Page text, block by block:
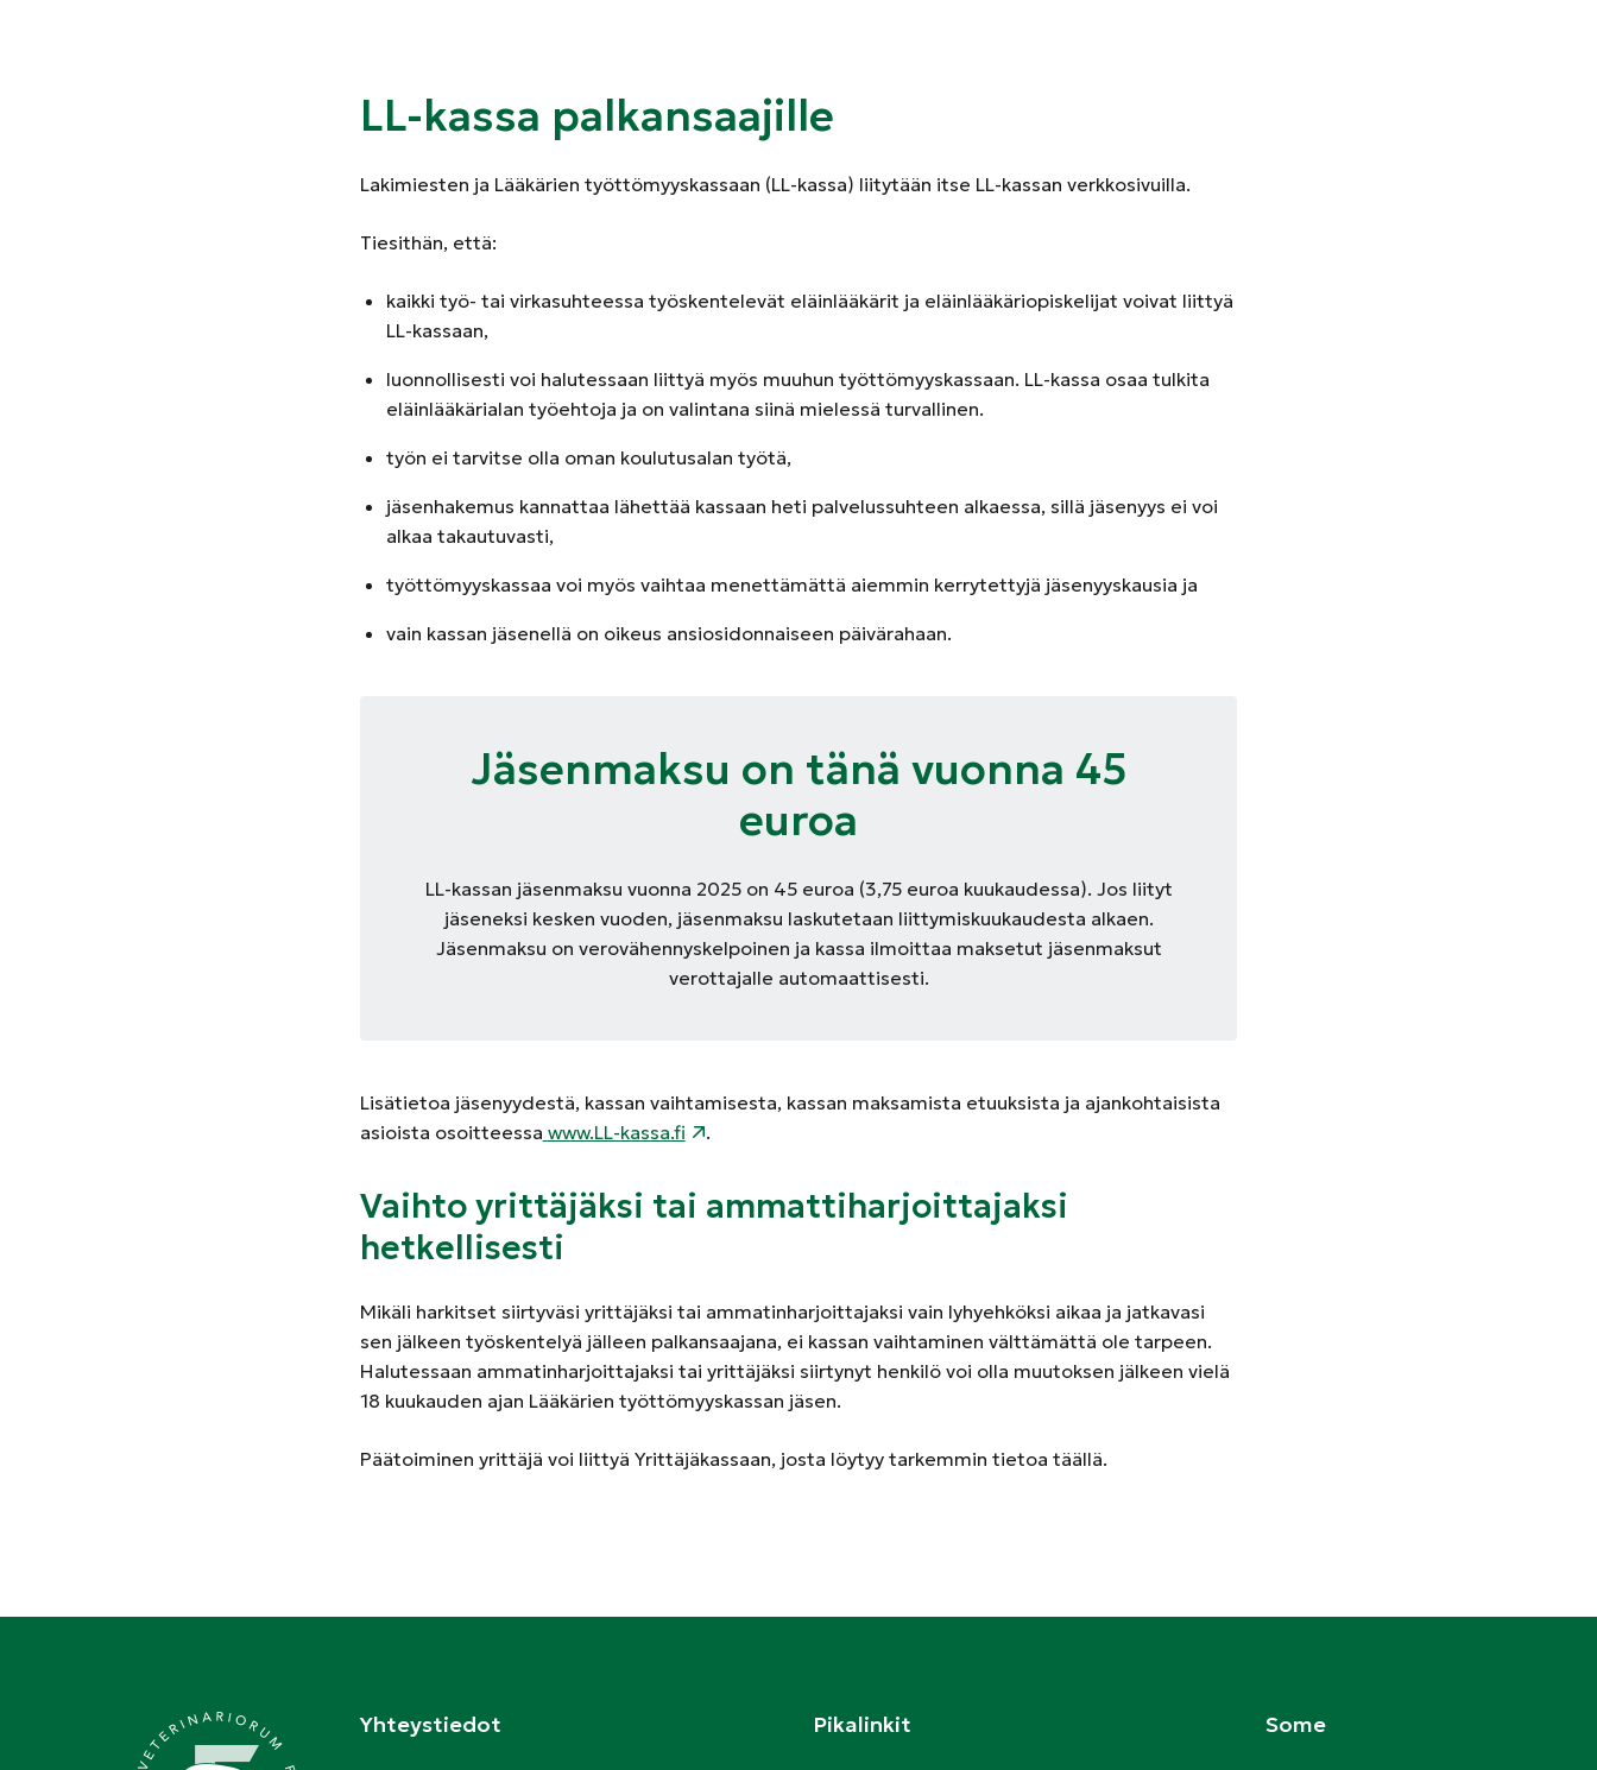
LL-kassa palkansaajille
Lakimiesten ja Lääkärien työttömyyskassaan (LL-kassa) liitytään itse LL-kassan verkkosivuilla.
Tiesithän, että:
kaikki työ- tai virkasuhteessa työskentelevät eläinlääkärit ja eläinlääkäriopiskelijat voivat liittyä
LL-kassaan,
luonnollisesti voi halutessaan liittyä myös muuhun työttömyyskassaan. LL-kassa osaa tulkita
eläinlääkärialan työehtoja ja on valintana siinä mielessä turvallinen.
työn ei tarvitse olla oman koulutusalan työtä,
jäsenhakemus kannattaa lähettää kassaan heti palvelussuhteen alkaessa, sillä jäsenyys ei voi
alkaa takautuvasti,
työttömyyskassaa voi myös vaihtaa menettämättä aiemmin kerrytettyjä jäsenyyskausia ja
vain kassan jäsenellä on oikeus ansiosidonnaiseen päivärahaan.
Jäsenmaksu on tänä vuonna 45
euroa
LL-kassan jäsenmaksu vuonna 2025 on 45 euroa (3,75 euroa kuukaudessa). Jos liityt
jäseneksi kesken vuoden, jäsenmaksu laskutetaan liittymiskuukaudesta alkaen.
Jäsenmaksu on verovähennyskelpoinen ja kassa ilmoittaa maksetut jäsenmaksut
verottajalle automaattisesti.
Lisätietoa jäsenyydestä, kassan vaihtamisesta, kassan maksamista etuuksista ja ajankohtaisista
asioista osoitteessa www.LL-kassa.fi .
Vaihto yrittäjäksi tai ammattiharjoittajaksi
hetkellisesti
Mikäli harkitset siirtyväsi yrittäjäksi tai ammatinharjoittajaksi vain lyhyehköksi aikaa ja jatkavasi
sen jälkeen työskentelyä jälleen palkansaajana, ei kassan vaihtaminen välttämättä ole tarpeen.
Halutessaan ammatinharjoittajaksi tai yrittäjäksi siirtynyt henkilö voi olla muutoksen jälkeen vielä
18 kuukauden ajan Lääkärien työttömyyskassan jäsen.
Päätoiminen yrittäjä voi liittyä Yrittäjäkassaan, josta löytyy tarkemmin tietoa täällä.
Yhteystiedot Pikalinkit Some